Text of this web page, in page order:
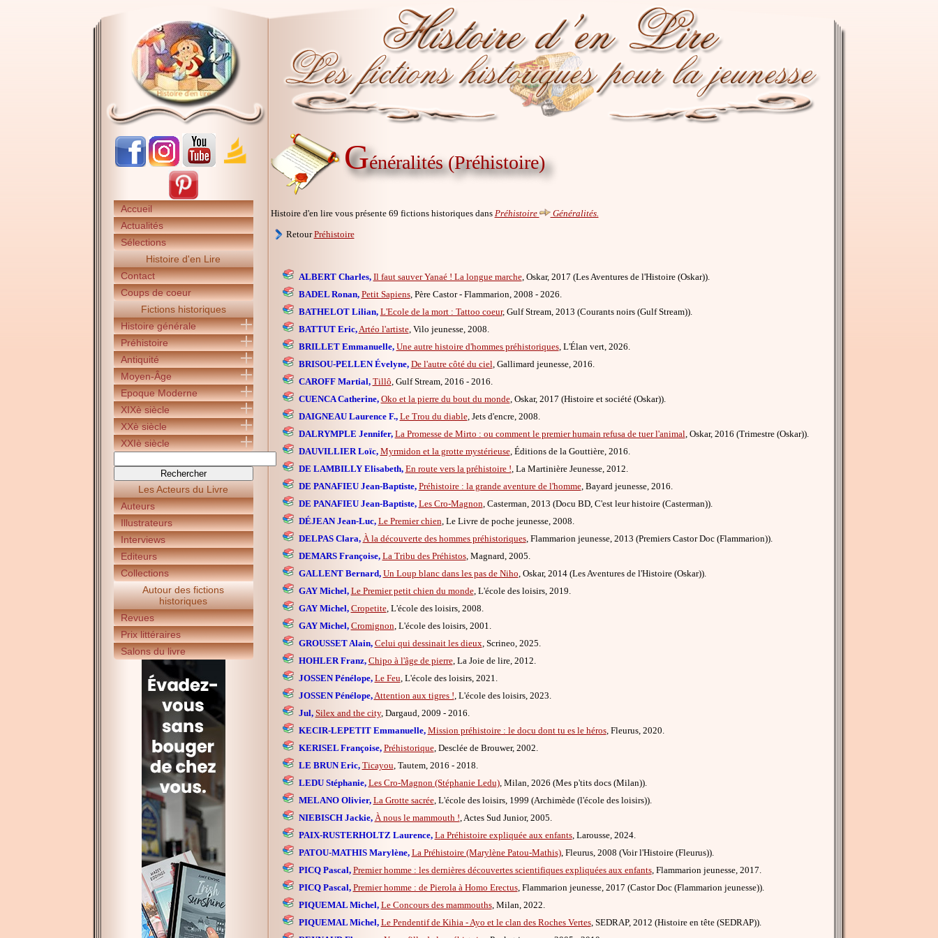
Accueil
Actualités
Sélections
Histoire d'en Lire
Contact
Coups de coeur
Fictions historiques
Histoire générale
Préhistoire
Antiquité
Moyen-Âge
Epoque Moderne
XIXè siècle
XXè siècle
XXIè siècle
Les Acteurs du Livre
Auteurs
Illustrateurs
Interviews
Editeurs
Collections
Autour des fictions
historiques
Revues
Prix littéraires
Salons du livre
Généralités (Préhistoire)
Histoire d'en lire vous présente 69 fictions historiques dans Préhistoire
Généralités.
RetourPréhistoire
ALBERT Charles, Il faut sauver Yanaé ! La longue marche, Oskar, 2017 (Les Aventures de l'Histoire (Oskar)).
BADEL Ronan, Petit Sapiens, Père Castor - Flammarion, 2008 - 2026.
BATHELOT Lilian, L'Ecole de la mort : Tattoo coeur, Gulf Stream, 2013 (Courants noirs (Gulf Stream)).
BATTUT Eric,Artéo l'artiste, Vilo jeunesse, 2008.
BRILLET Emmanuelle, Une autre histoire d'hommes préhistoriques, L'Élan vert, 2026.
BRISOU-PELLEN Évelyne, De l'autre côté du ciel, Gallimard jeunesse, 2016.
CAROFF Martial, Tillô, Gulf Stream, 2016 - 2016.
CUENCA Catherine, Oko et la pierre du bout du monde, Oskar, 2017 (Histoire et société (Oskar)).
DAIGNEAU Laurence F., Le Trou du diable, Jets d'encre, 2008.
DALRYMPLE Jennifer, La Promesse de Mirto : ou comment le premier humain refusa de tuer l'animal, Oskar, 2016 (Trimestre (Oskar)).
DAUVILLIER Loïc, Myrmidon et la grotte mystérieuse, Éditions de la Gouttière, 2016.
DE LAMBILLY Elisabeth, En route vers la préhistoire !, La Martinière Jeunesse, 2012.
DE PANAFIEU Jean-Baptiste, Préhistoire : la grande aventure de l'homme, Bayard jeunesse, 2016.
DE PANAFIEU Jean-Baptiste, Les Cro-Magnon, Casterman, 2013 (Docu BD, C'est leur histoire (Casterman)).
DÉJEAN Jean-Luc, Le Premier chien, Le Livre de poche jeunesse, 2008.
DELPAS Clara, À la découverte des hommes préhistoriques, Flammarion jeunesse, 2013 (Premiers Castor Doc (Flammarion)).
DEMARS Françoise, La Tribu des Préhistos, Magnard, 2005.
GALLENT Bernard, Un Loup blanc dans les pas de Niho, Oskar, 2014 (Les Aventures de l'Histoire (Oskar)).
GAY Michel, Le Premier petit chien du monde, L'école des loisirs, 2019.
GAY Michel, Cropetite, L'école des loisirs, 2008.
GAY Michel, Cromignon, L'école des loisirs, 2001.
GROUSSET Alain, Celui qui dessinait les dieux, Scrineo, 2025.
HOHLER Franz, Chipo à l'âge de pierre, La Joie de lire, 2012.
JOSSEN Pénélope, Le Feu, L'école des loisirs, 2021.
JOSSEN Pénélope,Attention aux tigres !, L'école des loisirs, 2023.
Jul, Silex and the city, Dargaud, 2009 - 2016.
KECIR-LEPETIT Emmanuelle, Mission préhistoire : le docu dont tu es le héros, Fleurus, 2020.
KERISEL Françoise, Préhistorique, Desclée de Brouwer, 2002.
LE BRUN Eric, Ticayou, Tautem, 2016 - 2018.
LEDU Stéphanie, Les Cro-Magnon (Stéphanie Ledu), Milan, 2026 (Mes p'tits docs (Milan)).
MELANO Olivier, La Grotte sacrée, L'école des loisirs, 1999 (Archimède (l'école des loisirs)).
NIEBISCH Jackie, À nous le mammouth !, Actes Sud Junior, 2005.
PAIX-RUSTERHOLTZ Laurence, La Préhistoire expliquée aux enfants, Larousse, 2024.
PATOU-MATHIS Marylène, La Préhistoire (Marylène Patou-Mathis), Fleurus, 2008 (Voir l'Histoire (Fleurus)).
PICQ Pascal, Premier homme : les dernières découvertes scientifiques expliquées aux enfants, Flammarion jeunesse, 2017.
PICQ Pascal, Premier homme : de Pierola à Homo Erectus, Flammarion jeunesse, 2017 (Castor Doc (Flammarion jeunesse)).
PIQUEMAL Michel, Le Concours des mammouths, Milan, 2022.
PIQUEMAL Michel, Le Pendentif de Kihia - Ayo et le clan des Roches Vertes, SEDRAP, 2012 (Histoire en tête (SEDRAP)).